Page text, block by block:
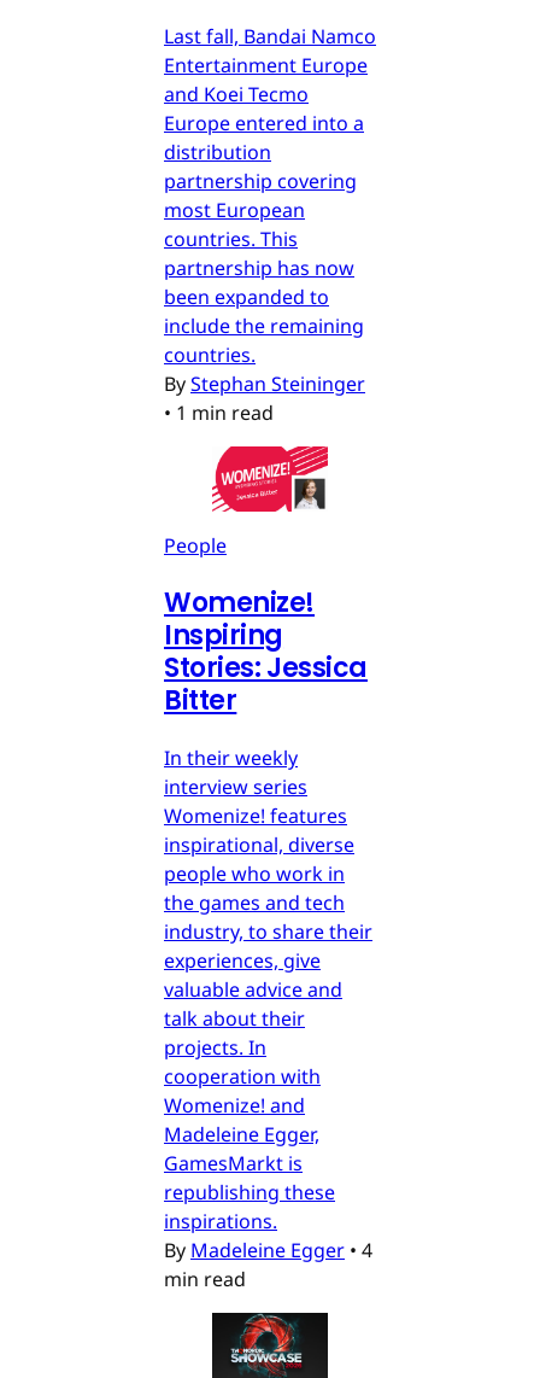
Last fall, Bandai Namco
Entertainment Europe
and Koei Tecmo
Europe entered into a
distribution
partnership covering
most European
countries. This
partnership has now
been expanded to
include the remaining
countries.
ByStephan Steininger
• 1 min read
People
Womenize!
Inspiring
Stories: Jessica
Bitter
In their weekly
interview series
Womenize! features
inspirational, diverse
people who work in
the games and tech
industry, to share their
experiences, give
valuable advice and
talk about their
projects. In
cooperation with
Womenize! and
Madeleine Egger,
GamesMarkt is
republishing these
inspirations.
By Madeleine Egger • 4
min read